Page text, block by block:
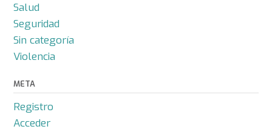
Salud
Seguridad
Sin categoría
Violencia
META
Registro
Acceder